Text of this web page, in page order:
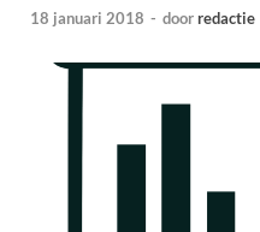
18 januari 2018 - doorredactie